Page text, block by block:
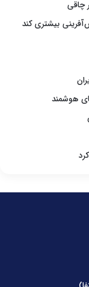
چاقی
بیشتری کند
هوشمند